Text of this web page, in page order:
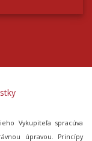
Vykupiteľa spracúva
úpravou. Princípy